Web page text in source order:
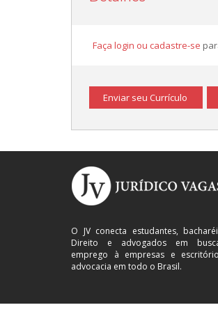
Faça login ou cadastre-se
Enviar seu Currículo
O JV conecta estudantes,
Direito e advogados em
emprego à empresas e
advocacia em todo o Brasil.